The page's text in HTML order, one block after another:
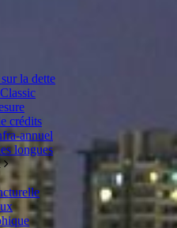
la dette
crédits
annuel
longues